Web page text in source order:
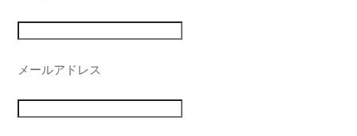
メールアドレス